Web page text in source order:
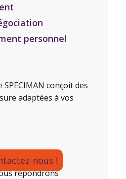
personnel
conçoit des
adaptées à vos
nous !
répondrons